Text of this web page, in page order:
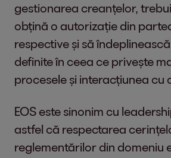
gestionarea creanțelor,
obțină o autorizație din
respective și să
definite în ceea ce privește
procesele și interacțiunea cu
EOS este sinonim cu
astfel că respectarea
reglementărilor din domeniu